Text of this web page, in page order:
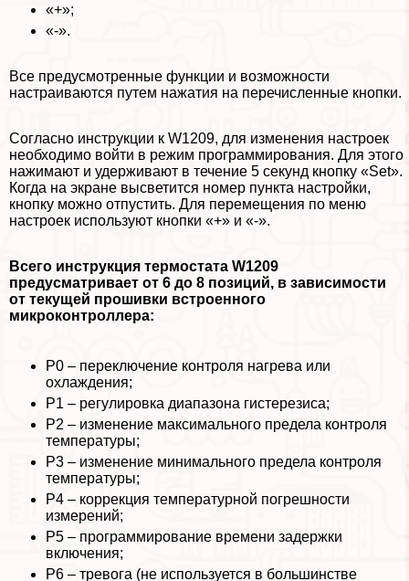
«+»;
«-».
Все предусмотренные функции и возможности
настраиваются путем нажатия на перечисленные кнопки.
Согласно инструкции к W1209, для изменения настроек
необходимо войти в режим программирования. Для этого
нажимают и удерживают в течение 5 секунд кнопку «Set».
Когда на экране высветится номер пункта настройки,
кнопку можно отпустить. Для перемещения по меню
настроек используют кнопки «+» и «-».
Всего инструкция термостата W1209
предусматривает от 6 до 8 позиций, в зависимости
от текущей прошивки встроенного
микроконтроллера:
Р0 – переключение контроля нагрева или
охлаждения;
Р1 – регулировка диапазона гистерезиса;
Р2 – изменение максимального предела контроля
температуры;
Р3 – изменение минимального предела контроля
температуры;
Р4 – коррекция температурной погрешности
измерений;
Р5 – программирование времени задержки
включения;
Р6 – тревога (не используется в большинстве